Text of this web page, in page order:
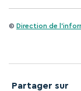
© Direction de
Partager sur